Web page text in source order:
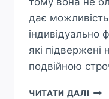
дає
індивідуально
які
подвійною
ЧИТАТИ ДАЛІ